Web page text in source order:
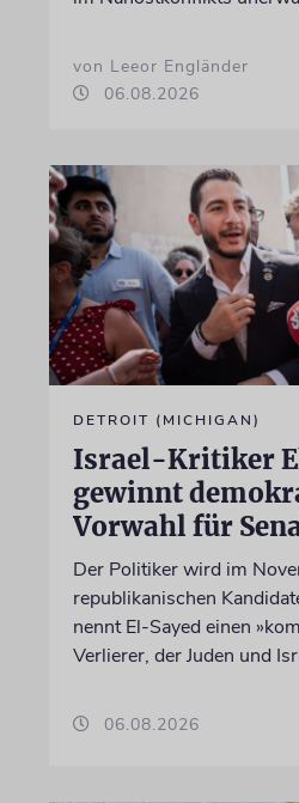
von Leeor Engländer
06.08.2026
DETROIT (MICHIGAN)
Israel-Kritiker
gewinnt
Vorwahl für
Der Politiker wird im
republikanischen
nennt El-Sayed einen
Verlierer, der Juden und
06.08.2026